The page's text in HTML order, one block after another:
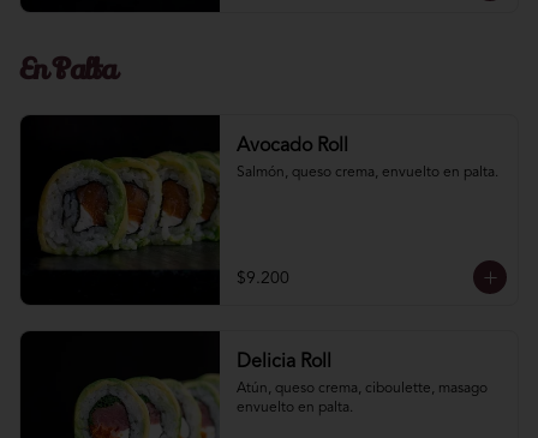
En Palta
Avocado Roll
Salmón, queso crema, envuelto en palta.
$9.200
Delicia Roll
Atún, queso crema, ciboulette, masago
envuelto en palta.